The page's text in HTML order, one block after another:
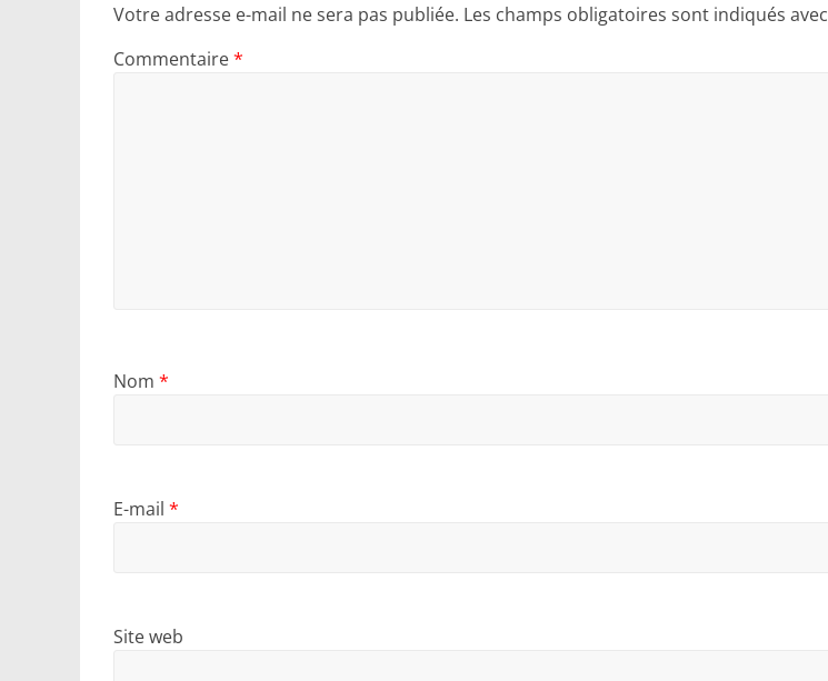
Votre adresse e-mail ne sera pas publiée. Les champs obligatoires sont indiqués avec
Commentaire*
Nom *
E-mail *
Site web